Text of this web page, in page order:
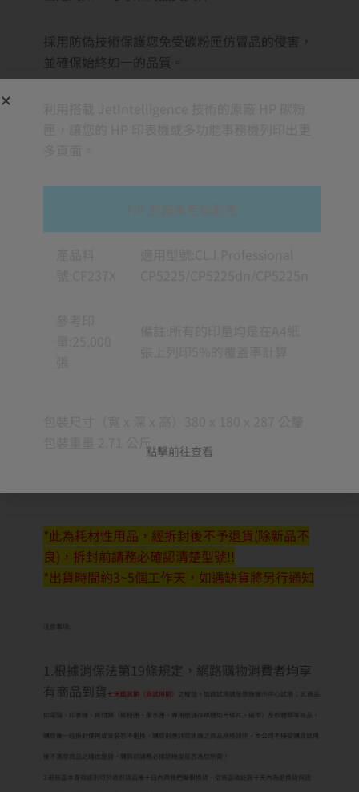
採用防偽技術保護您免受碳粉匣仿冒品的侵害，
並確保始終如一的品質。
包裝重量 2.71 公斤
*此為耗材性用品，經拆封後不予退貨(除新品不
良)，拆封前請務必確認清楚型號!!
*出貨時間約3~5個工作天，如遇缺貨將另行通知
注意事項:
1.根據消保法第19條規定，網路購物消費者均享
有商品到貨 七天鑑賞期（非試用期） 之權益。如欲試用請至原廠展示中心試用；3C商品
如電腦、印表機、耗材類（碳粉匣、墨水匣、專用紙儲存媒體如光碟片、磁帶）及軟體類等商品，
購買後一經拆封使用或安裝恕不退換，購買前應詳閱原廠之商品規格說明，本公司不接受購買試用
後不滿意商品之理由退貨。購買前請務必確認機型是否為您所需！
2.若商品本身瑕疵則可於收到貨品後十日內與我們聯繫換貨。從商品收訖起十天內為退換貨保證
點擊前往查看